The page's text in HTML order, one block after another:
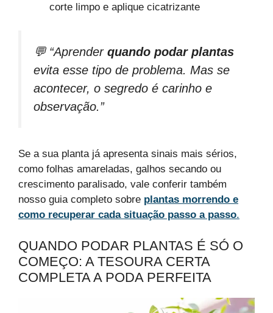
corte limpo e aplique cicatrizante
💬 “Aprender quando podar plantas
evita esse tipo de problema. Mas se
acontecer, o segredo é carinho e
observação.”
Se a sua planta já apresenta sinais mais sérios,
como folhas amareladas, galhos secando ou
crescimento paralisado, vale conferir também
nosso guia completo sobre plantas morrendo e
como recuperar cada situação passo a passo.
QUANDO PODAR PLANTAS É SÓ O
COMEÇO: A TESOURA CERTA
COMPLETA A PODA PERFEITA